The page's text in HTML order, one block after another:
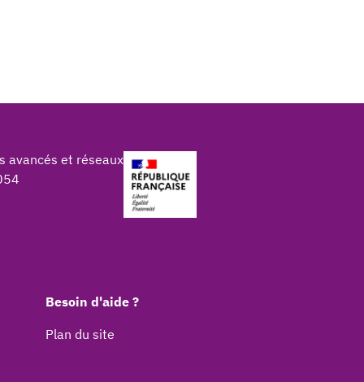
avancés et réseaux
Besoin d'aide ?
Plan du site